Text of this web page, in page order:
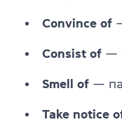
Convince of
Consist of —
Smell of —
Take notice